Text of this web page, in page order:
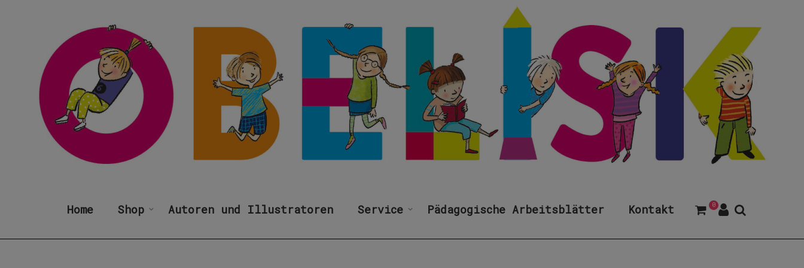
Home Shop Autoren und Illustratoren Service Pädagogische Arbeitsblätter Kontakt 0